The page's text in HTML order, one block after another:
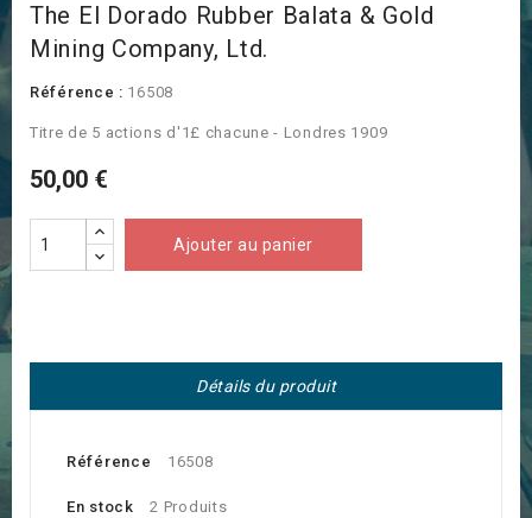
The El Dorado Rubber Balata & Gold
Mining Company, Ltd.
Référence : 16508
Titre de 5 actions d'1£ chacune - Londres 1909
50,00 €
Ajouter au panier
Détails du produit
Référence 16508
En stock 2 Produits